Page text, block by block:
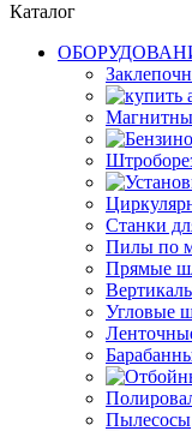
Каталог
Станки
Пилы по
Прямые
Угловые
Пылесосы